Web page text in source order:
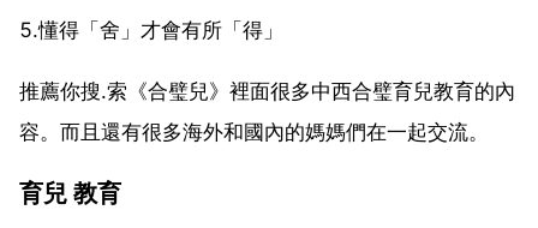
5.懂得「舍」才會有所「得」
推薦你搜.索《合璧兒》裡面很多中西合璧育兒教育的內
容。而且還有很多海外和國內的媽媽們在一起交流。
育兒 教育